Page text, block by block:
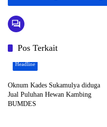
Pos Terkait
Headline
Oknum Kades Sukamulya diduga
Jual Puluhan Hewan Kambing
BUMDES